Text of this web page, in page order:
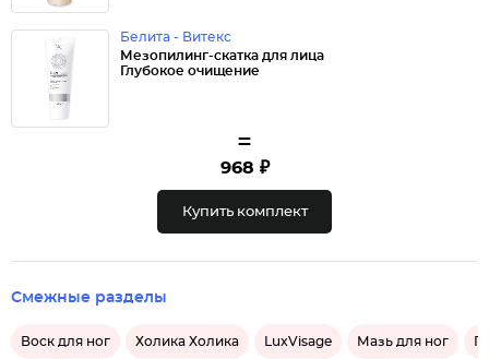
Белита - Витекс
Мезопилинг-скатка для лица
Глубокое очищение
=
968 ₽
Купить комплект
Смежные разделы
Воск для ног Холика Холика LuxVisage Мазь для ног